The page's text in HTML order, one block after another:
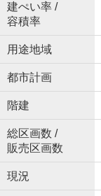
建ぺい率 /
容積率
用途地域
都市計画
階建
総区画数 /
販売区画数
現況